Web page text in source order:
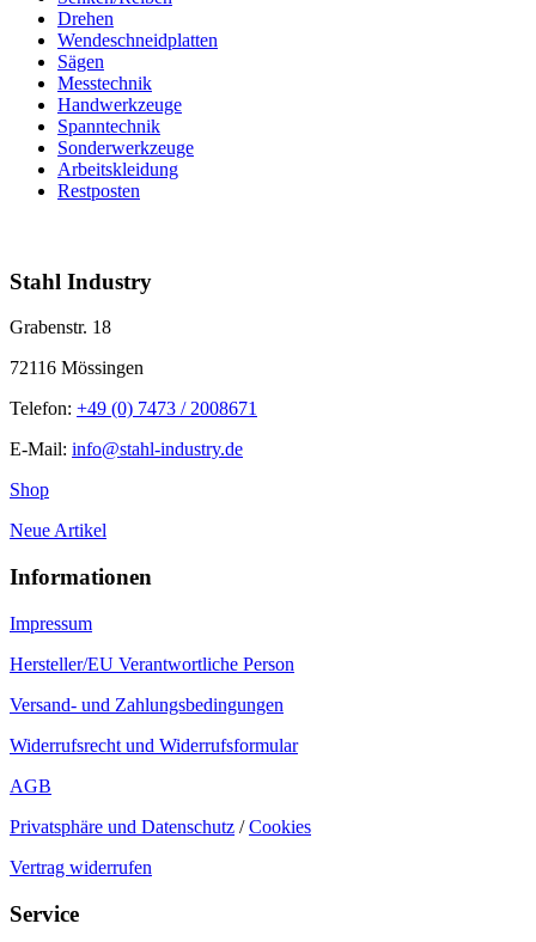
Drehen
Wendeschneidplatten
Sägen
Messtechnik
Handwerkzeuge
Spanntechnik
Sonderwerkzeuge
Arbeitskleidung
Restposten
Stahl Industry
Grabenstr. 18
72116 Mössingen
Telefon: +49 (0) 7473 / 2008671
E-Mail: info@stahl-industry.de
Shop
Neue Artikel
Informationen
Impressum
Hersteller/EU Verantwortliche Person
Versand- und Zahlungsbedingungen
Widerrufsrecht und Widerrufsformular
AGB
Privatsphäre und Datenschutz /Cookies
Vertrag widerrufen
Service